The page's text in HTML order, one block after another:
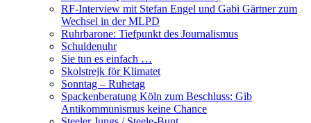
RF-Interview mit Stefan Engel und Gabi Gärtner zum
Wechsel in der MLPD
Ruhrbarone: Tiefpunkt des Journalismus
Schuldenuhr
Sie tun es einfach …
Skolstrejk för Klimatet
Sonntag – Ruhetag
Spackenberatung Köln zum Beschluss: Gib
Antikommunismus keine Chance